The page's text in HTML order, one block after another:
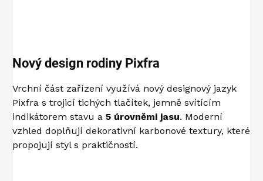
Nový design rodiny Pixfra
Vrchní část zařízení využívá nový designový jazyk
Pixfra s trojicí tichých tlačítek, jemně svítícím
indikátorem stavu a 5 úrovněmi jasu. Moderní
vzhled doplňují dekorativní karbonové textury, které
propojují styl s praktičností.